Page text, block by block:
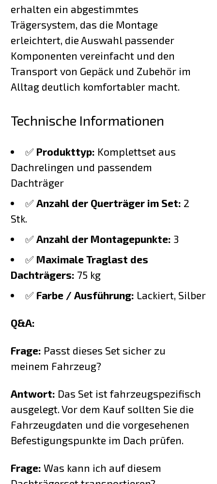
erhalten ein abgestimmtes
Trägersystem, das die Montage
erleichtert, die Auswahl passender
Komponenten vereinfacht und den
Transport von Gepäck und Zubehör im
Alltag deutlich komfortabler macht.
Technische Informationen
✅ Produkttyp: Komplettset aus
Dachrelingen und passendem
Dachträger
✅ Anzahl der Querträger im Set: 2
Stk.
✅ Anzahl der Montagepunkte: 3
✅ Maximale Traglast des
Dachträgers: 75 kg
✅ Farbe / Ausführung: Lackiert, Silber
Q&A:
Frage: Passt dieses Set sicher zu
meinem Fahrzeug?
Antwort: Das Set ist fahrzeugspezifisch
ausgelegt. Vor dem Kauf sollten Sie die
Fahrzeugdaten und die vorgesehenen
Befestigungspunkte im Dach prüfen.
Frage: Was kann ich auf diesem